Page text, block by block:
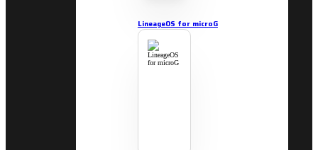
LineageOS for microG